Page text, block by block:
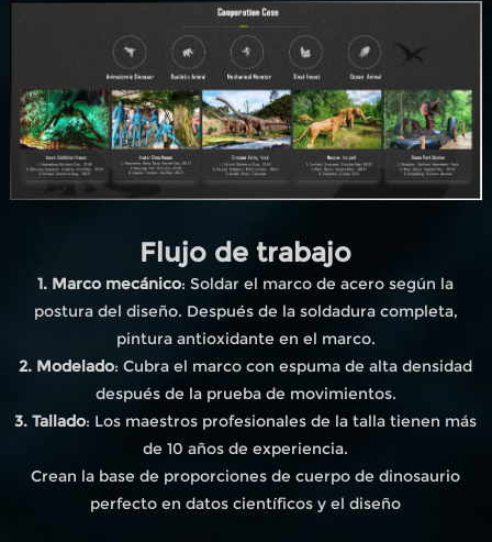
Flujo de trabajo
1. Marco mecánico: Soldar el marco de acero según la
postura del diseño. Después de la soldadura completa,
pintura antioxidante en el marco.
2. Modelado: Cubra el marco con espuma de alta densidad
después de la prueba de movimientos.
3. Tallado: Los maestros profesionales de la talla tienen más
de 10 años de experiencia.
Crean la base de proporciones de cuerpo de dinosaurio
perfecto en datos científicos y el diseño